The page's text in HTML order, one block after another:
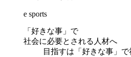
e sports
「好きな事」で
社会に必要とされる人材へ
目指すは「好きな事」